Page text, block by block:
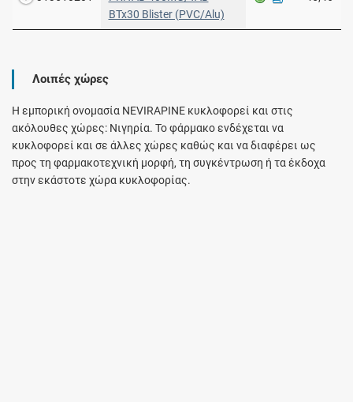
BTx30 Blister (PVC/Alu)
Λοιπές χώρες
Η εμπορική ονομασία NEVIRAPINE κυκλοφορεί και στις
ακόλουθες χώρες: Νιγηρία. Το φάρμακο ενδέχεται να
κυκλοφορεί και σε άλλες χώρες καθώς και να διαφέρει ως
προς τη φαρμακοτεχνική μορφή, τη συγκέντρωση ή τα έκδοχα
στην εκάστοτε χώρα κυκλοφορίας.